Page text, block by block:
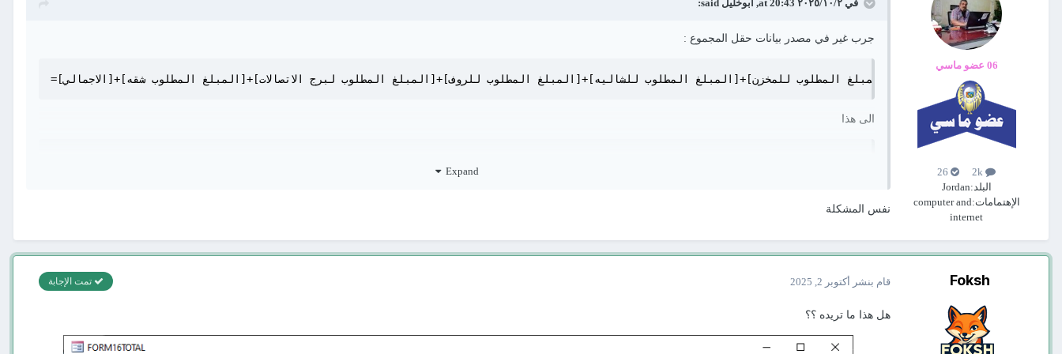
06 عضو ماسي
البلد:Jordan
الإهتمامات:computer and
internet
في ٢‏/١٠‏/٢٠٢٥ at 20:43, ابوخليل
جرب غير في مصدر بيانات حقل المجموع :
الى هذا
Expand
نفس المشكلة
Foksh تمت الإجابة قام بنشر أكتوبر 2, 2025
هل هذا ما تريده ؟؟